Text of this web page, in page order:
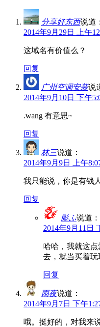
分享好东西说道：
2014年9月29日 上午
这域名有价值么？
回复
广州空调安装说
2014年9月10日 下午
.wang 有意思~
回复
林三说道：
2014年9月9日 上午
我只能说，你是有钱
回复
颩ふ说道：
2014年9月11日
哈哈，我就这
去，就当买着玩
回复
雨夜说道：
2014年9月7日 下午
哦。挺好的，对我来